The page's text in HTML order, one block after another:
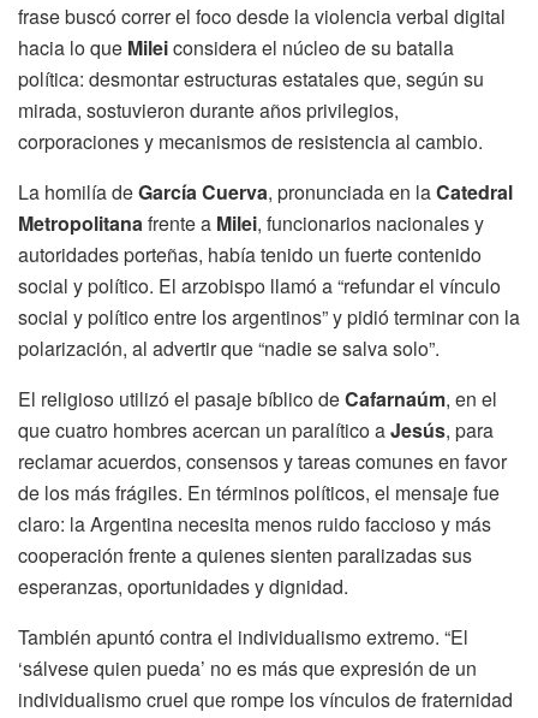
frase buscó correr el foco desde la violencia verbal digital
hacia lo que Mileiconsidera el núcleo de su batalla
política: desmontar estructuras estatales que, según su
mirada, sostuvieron durante años privilegios,
corporaciones y mecanismos de resistencia al cambio.
La homilía deGarcía Cuerva, pronunciada en laCatedral
Metropolitanafrente a Milei, funcionarios nacionales y
autoridades porteñas, había tenido un fuerte contenido
social y político. El arzobispo llamó a “refundar el vínculo
social y político entre los argentinos” y pidió terminar con la
polarización, al advertir que “nadie se salva solo”.
El religioso utilizó el pasaje bíblico deCafarnaúm, en el
que cuatro hombres acercan un paralítico aJesús, para
reclamar acuerdos, consensos y tareas comunes en favor
de los más frágiles. En términos políticos, el mensaje fue
claro: la Argentina necesita menos ruido faccioso y más
cooperación frente a quienes sienten paralizadas sus
esperanzas, oportunidades y dignidad.
También apuntó contra el individualismo extremo. “El
‘sálvese quien pueda’ no es más que expresión de un
individualismo cruel que rompe los vínculos de fraternidad